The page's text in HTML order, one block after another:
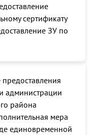
сертификату
ЗУ по
администрации
района
мера
единовременной